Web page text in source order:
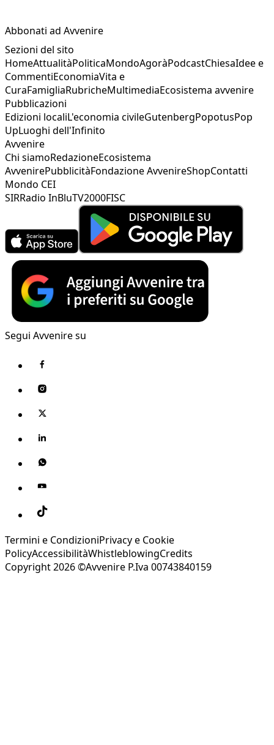
Abbonati ad Avvenire
Sezioni del sito
HomeAttualitàPoliticaMondoAgoràPodcastChiesaIdee e
CommentiEconomiaVita e
CuraFamigliaRubricheMultimediaEcosistema avvenire
Pubblicazioni
Edizioni localiL'economia civileGutenbergPopotusPop
UpLuoghi dell'Infinito
Avvenire
Chi siamoRedazioneEcosistema
AvvenirePubblicitàFondazione AvvenireShopContatti
Mondo CEI
SIRRadio InBluTV2000FISC
Segui Avvenire su
Termini e CondizioniPrivacy e Cookie
PolicyAccessibilitàWhistleblowingCredits
Copyright 2026 ©Avvenire P.Iva 00743840159